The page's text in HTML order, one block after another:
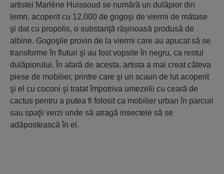
artistei Marlène Huissoud se numără un dulăpior din
lemn, acoperit cu 12.000 de gogoşi de viermi de mătase
şi dat cu propolis, o substanţă răşinoasă produsă de
albine. Gogoşile provin de la viermi care au apucat să se
transforme în fluturi şi au fost vopsite în negru, ca restul
dulăpiorului. În afară de acesta, artista a mai creat câteva
piese de mobilier, printre care şi un scaun de lut acoperit
şi el cu coconi şi tratat împotriva umezelii cu ceară de
cactus pentru a putea fi folosit ca mobilier urban în parcuri
sau spaţii verzi unde să atragă insectele să se
adăpostească în el.